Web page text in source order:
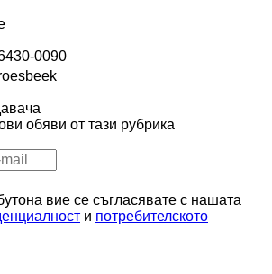
0090
обяви от тази рубрика
вие се съгласявате с нашата
и потребителското